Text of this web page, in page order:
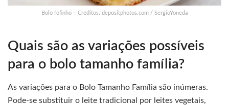
Bolo fofinho – Créditos: depositphotos.com / SergioYoneda
Quais são as variações possíveis
para o bolo tamanho família?
As variações para o Bolo Tamanho Família são inúmeras.
Pode-se substituir o leite tradicional por leites vegetais,